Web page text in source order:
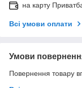
на карту
Всі умови оплати
Умови
Повернення товару